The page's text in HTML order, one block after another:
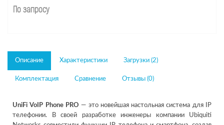
По запросу
Описание Характеристики Загрузки (2)
Комплектация Сравнение Отзывы (0)
UniFi VoIP Phone PRO — это новейшая настольная система для IP
телефонии. В своей разработке инженеры компании Ubiquiti